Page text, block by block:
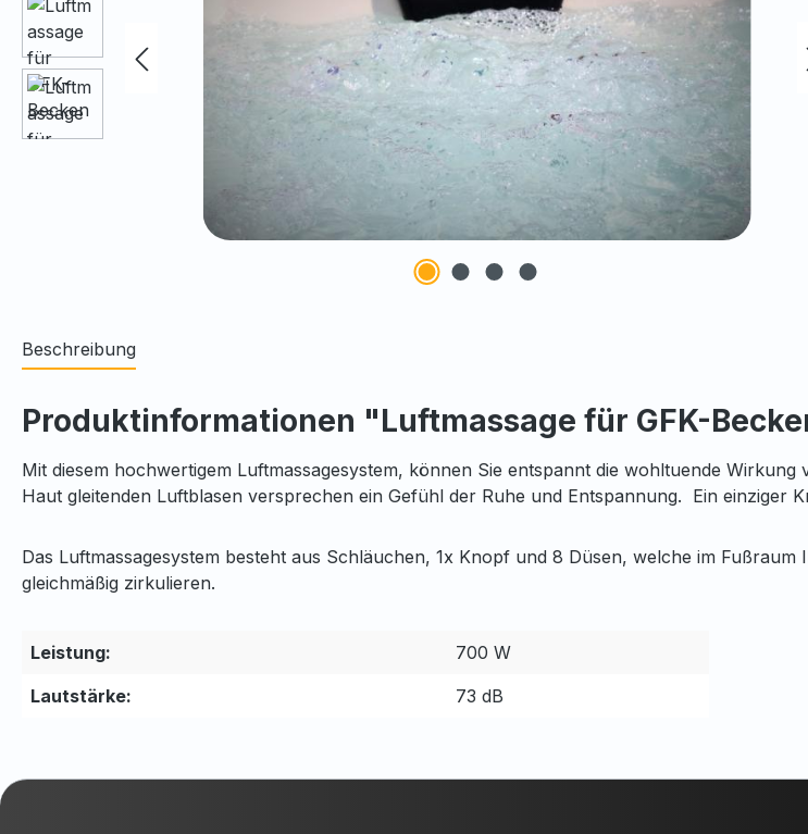
Beschreibung
Produktinformationen "Luftmassage für GFK-
Mit diesem hochwertigem Luftmassagesystem, können Sie entspannt die wohltuende
Haut gleitenden Luftblasen versprechen ein Gefühl der Ruhe und Entspannung. Ein einziger
Das Luftmassagesystem besteht aus Schläuchen, 1x Knopf und 8 Düsen, welche im
gleichmäßig zirkulieren.
Leistung:
700 W
Lautstärke:
73 dB